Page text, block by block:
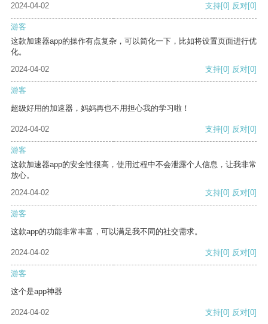
2024-04-02 支持[0] 反对[0]
游客
这款加速器app的操作有点复杂，可以简化一下，比如将设置页面进行优
化。
2024-04-02
支持[0] 反对[0]
游客
超级好用的加速器，妈妈再也不用担心我的学习啦！
2024-04-02 支持[0] 反对[0]
游客
这款加速器app的安全性很高，使用过程中不会泄露个人信息，让我非常
放心。
2024-04-02
支持[0] 反对[0]
游客
这款app的功能非常丰富，可以满足我不同的社交需求。
2024-04-02 支持[0] 反对[0]
游客
这个是app神器
2024-04-02 支持[0] 反对[0]